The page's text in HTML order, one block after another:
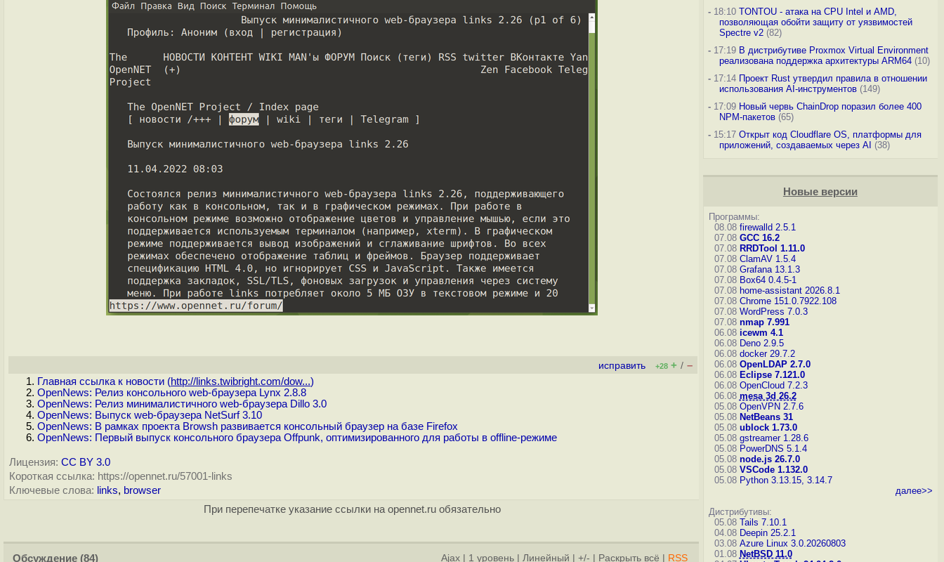
исправить +28 + / –
Главная ссылка к новости (http://links.twibright.com/dow...)
OpenNews: Релиз консольного web-браузера Lynx 2.8.8
OpenNews: Релиз минималистичного web-браузера Dillo 3.0
OpenNews: Выпуск web-браузера NetSurf 3.10
OpenNews: В рамках проекта Browsh развивается консольный браузер на базе Firefox
OpenNews: Первый выпуск консольного браузера Offpunk, оптимизированного для работы в offline-режиме
Лицензия: CC BY 3.0
Короткая ссылка: https://opennet.ru/57001-links
Ключевые слова: links, browser
При перепечатке указание ссылки на opennet.ru обязательно
Обсуждение (84) Ajax 1 уровень Линейный +/- Раскрыть всё RSS
-18:10 TONTOU - атака на CPU Intel и AMD,
позволяющая обойти защиту от уязвимостей
Spectre v2(82)
-17:19 В дистрибутиве Proxmox Virtual Environment
реализована поддержка архитектуры ARM64(10)
-17:14 Проект Rust утвердил правила в отношении
использования AI-инструментов(149)
-17:09 Новый червь ChainDrop поразил более 400
NPM-пакетов(65)
-15:17 Открыт код Cloudflare OS, платформы для
приложений, создаваемых через AI (38)
Новые версии
Программы:
08.08 firewalld 2.5.1
07.08 GCC 16.2
07.08 RRDTool 1.11.0
07.08 ClamAV 1.5.4
07.08 Grafana 13.1.3
07.08 Box64 0.4.5-1
07.08 home-assistant 2026.8.1
07.08 Chrome 151.0.7922.108
07.08 WordPress 7.0.3
07.08 nmap 7.991
06.08 icewm 4.1
06.08 Deno 2.9.5
06.08 docker 29.7.2
06.08 OpenLDAP 2.7.0
06.08 Eclipse 7.121.0
06.08 OpenCloud 7.2.3
06.08 mesa 3d 26.2
05.08 OpenVPN 2.7.6
05.08 NetBeans 31
05.08 ublock 1.73.0
05.08 gstreamer 1.28.6
05.08 PowerDNS 5.1.4
05.08 node.js 26.7.0
05.08 VSCode 1.132.0
05.08 Python 3.13.15, 3.14.7
далее>>
Дистрибутивы:
05.08 Tails 7.10.1
04.08 Deepin 25.2.1
03.08 Azure Linux 3.0.20260803
01.08 NetBSD 11.0